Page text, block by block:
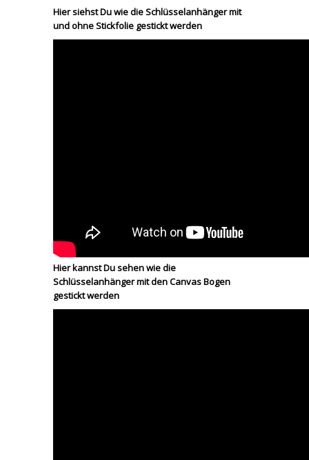
Hier siehst Du wie die Schlüsselanhänger mit
und ohne Stickfolie gestickt werden
Hier kannst Du sehen wie die
Schlüsselanhänger mit den Canvas Bogen
gestickt werden